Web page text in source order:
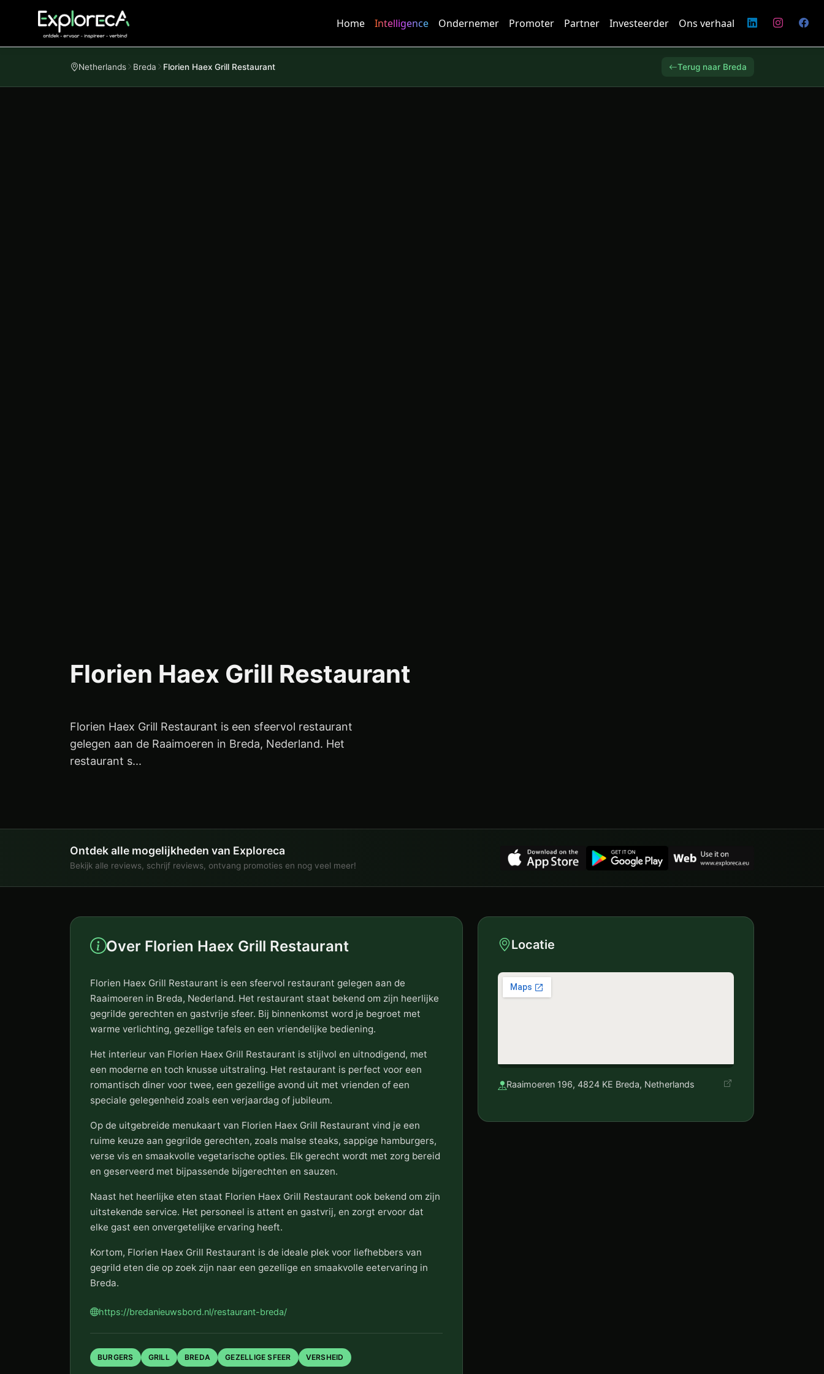
Home Intelligence Ondernemer Promoter Partner Investeerder Ons verhaal
Netherlands Breda Florien Haex Grill Restaurant Terug naar Breda
Florien Haex Grill Restaurant
Florien Haex Grill Restaurant is een sfeervol restaurant
gelegen aan de Raaimoeren in Breda, Nederland. Het
restaurant s...
Ontdek alle mogelijkheden van Exploreca
Bekijk alle reviews, schrijf reviews, ontvang promoties en nog veel meer!
Over Florien Haex Grill Restaurant
Florien Haex Grill Restaurant is een sfeervol restaurant gelegen aan de
Raaimoeren in Breda, Nederland. Het restaurant staat bekend om zijn heerlijke
gegrilde gerechten en gastvrije sfeer. Bij binnenkomst word je begroet met
warme verlichting, gezellige tafels en een vriendelijke bediening.
Het interieur van Florien Haex Grill Restaurant is stijlvol en uitnodigend, met
een moderne en toch knusse uitstraling. Het restaurant is perfect voor een
romantisch diner voor twee, een gezellige avond uit met vrienden of een
speciale gelegenheid zoals een verjaardag of jubileum.
Op de uitgebreide menukaart van Florien Haex Grill Restaurant vind je een
ruime keuze aan gegrilde gerechten, zoals malse steaks, sappige hamburgers,
verse vis en smaakvolle vegetarische opties. Elk gerecht wordt met zorg bereid
en geserveerd met bijpassende bijgerechten en sauzen.
Naast het heerlijke eten staat Florien Haex Grill Restaurant ook bekend om zijn
uitstekende service. Het personeel is attent en gastvrij, en zorgt ervoor dat
elke gast een onvergetelijke ervaring heeft.
Kortom, Florien Haex Grill Restaurant is de ideale plek voor liefhebbers van
gegrild eten die op zoek zijn naar een gezellige en smaakvolle eetervaring in
Breda.
https://bredanieuwsbord.nl/restaurant-breda/
BURGERS GRILL BREDA GEZELLIGE SFEER VERSHEID
Locatie
Raaimoeren 196, 4824 KE Breda, Netherlands